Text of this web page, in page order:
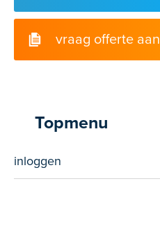
vraag offerte aan
Topmenu
inloggen